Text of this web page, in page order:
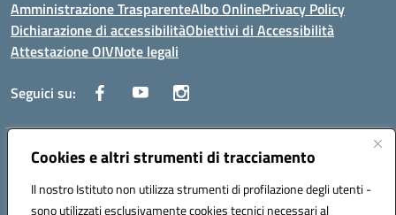
Cookies e altri strumenti di tracciamento
Il nostro Istituto non utilizza strumenti di profilazione degli utenti -
sono utilizzati esclusivamente cookies tecnici necessari al
Amministrazione TrasparenteAlbo OnlinePrivacy Policy
Dichiarazione di accessibilitàObiettivi di Accessibilità
Attestazione OIVNote legali
Seguici su:
Indirizzo:Via Cesare Beccaria 70043 MONOPOLI (BA)
Posta elettronica certificata (PEC):batf26000r@pec.istruzione.it